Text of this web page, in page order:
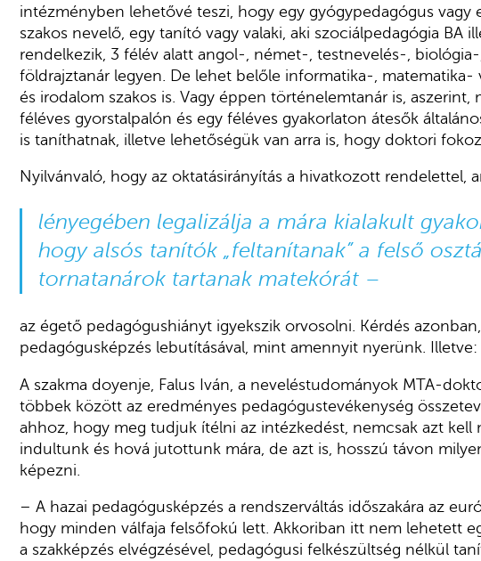
intézményben lehetővé teszi, hogy egy gyógypedagógus vagy
szakos nevelő, egy tanító vagy valaki, aki szociálpedagógia BA
rendelkezik, 3 félév alatt angol-, német-, testnevelés-,
földrajztanár legyen. De lehet belőle informatika-, matematika-
és irodalom szakos is. Vagy éppen történelemtanár is, aszerint,
féléves gyorstalpalón és egy féléves gyakorlaton átesők
is taníthatnak, illetve lehetőségük van arra is, hogy doktori
Nyilvánvaló, hogy az oktatásirányítás a hivatkozott rendelettel,
lényegében legalizálja a mára kialakult
hogy alsós tanítók „feltanítanak” a felső
tornatanárok tartanak matekórát –
az égető pedagógushiányt igyekszik orvosolni. Kérdés
pedagógusképzés lebutításával, mint amennyit nyerünk.
A szakma doyenje, Falus Iván, a neveléstudományok MTA-
többek között az eredményes pedagógustevékenység
ahhoz, hogy meg tudjuk ítélni az intézkedést, nemcsak azt kell
indultunk és hová jutottunk mára, de azt is, hosszú távon
képezni.
– A hazai pedagógusképzés a rendszerváltás időszakára az
hogy minden válfaja felsőfokú lett. Akkoriban itt nem lehetett
a szakképzés elvégzésével, pedagógusi felkészültség nélkül